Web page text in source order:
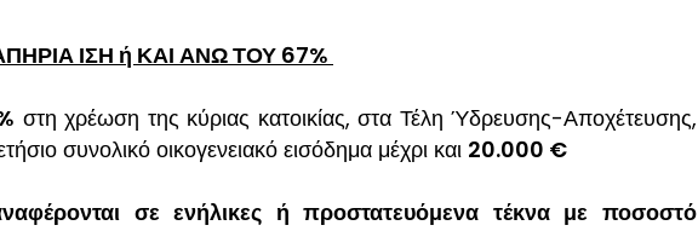
ΙΣΗ ή ΚΑΙ ΑΝΩ ΤΟΥ 67%
στη χρέωση της κύριας κατοικίας, στα Τέλη Ύδρευσης-Αποχέτευσης,
συνολικό οικογενειακό εισόδημα μέχρι και 20.000 €
σε ενήλικες ή προστατευόμενα τέκνα με ποσοστό